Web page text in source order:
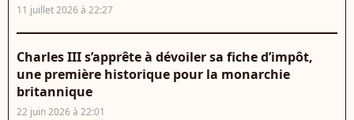
11 juillet 2026 à 22:27
Charles III s’apprête à dévoiler sa fiche d’impôt,
une première historique pour la monarchie
britannique
22 juin 2026 à 22:01